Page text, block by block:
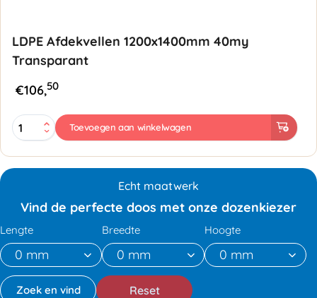
LDPE Afdekvellen 1200x1400mm 40my
Transparant
€106,50
LDPE
Afdekvellen
40my
Toevoegen aan winkelwagen
Echt maatwerk
Vind de perfecte doos met onze dozenkiezer
Lengte Breedte Hoogte
Reset